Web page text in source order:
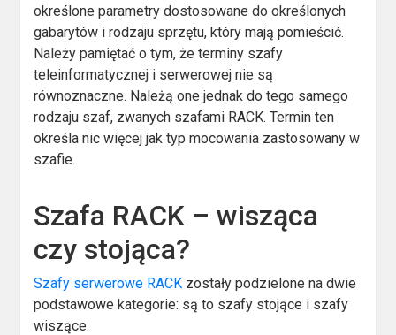
określone parametry dostosowane do określonych
gabarytów i rodzaju sprzętu, który mają pomieścić.
Należy pamiętać o tym, że terminy szafy
teleinformatycznej i serwerowej nie są
równoznaczne. Należą one jednak do tego samego
rodzaju szaf, zwanych szafami RACK. Termin ten
określa nic więcej jak typ mocowania zastosowany w
szafie.
Szafa RACK – wisząca
czy stojąca?
Szafy serwerowe RACK zostały podzielone na dwie
podstawowe kategorie: są to szafy stojące i szafy
wiszące.